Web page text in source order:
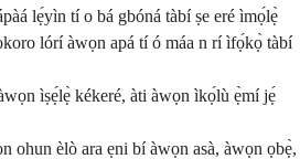
lẹ́yìn tí o bá gbóná tàbí ṣe eré ìmọ́lẹ̀
lórí àwọn apá tí ó máa n rí ìfọ́kọ̀ tàbí
ìṣẹ́lẹ̀ kékeré, àti àwọn ìkọ́lù ẹ̀mí jẹ́
ohun èlò ara ẹni bí àwọn asà, àwọn ọbẹ̀,